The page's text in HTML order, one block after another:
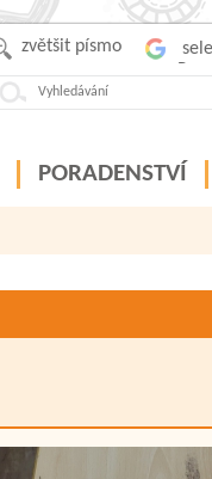
zvětšit písmo
PORADENSTVÍ